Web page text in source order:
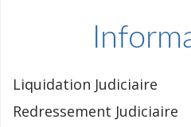
Liquidation Judiciaire
Redressement Judiciaire